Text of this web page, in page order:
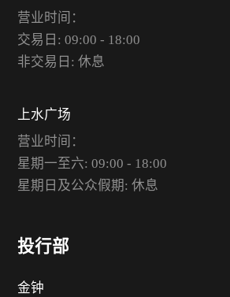
营业时间：
交易日: 09:00 - 18:00
非交易日: 休息
上水广场
营业时间：
星期一至六: 09:00 - 18:00
星期日及公众假期: 休息
投行部
金钟